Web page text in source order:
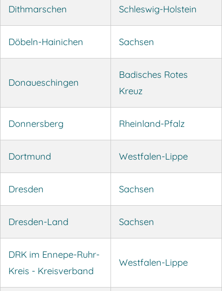
Dithmarschen Schleswig-Holstein
Döbeln-Hainichen Sachsen
Donaueschingen
Badisches Rotes
Kreuz
Donnersberg Rheinland-Pfalz
Dortmund Westfalen-Lippe
Dresden Sachsen
Dresden-Land Sachsen
DRK im Ennepe-Ruhr-
Kreis - Kreisverband
Westfalen-Lippe